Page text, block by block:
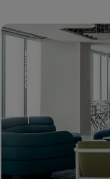
משרדים